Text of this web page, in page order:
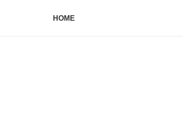
HOME